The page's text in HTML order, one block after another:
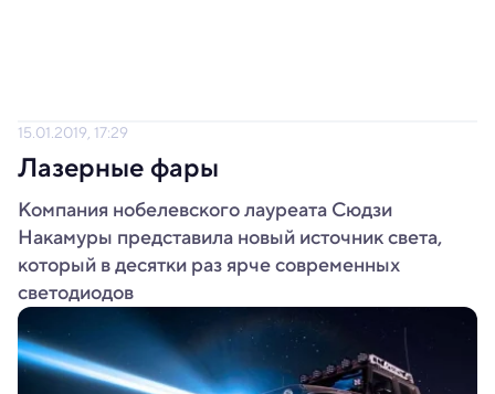
15.01.2019, 17:29
Лазерные фары
Компания нобелевского лауреата Сюдзи
Накамуры представила новый источник света,
который в десятки раз ярче современных
светодиодов